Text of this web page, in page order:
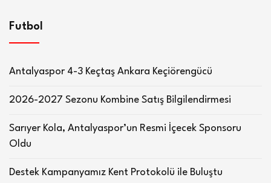
Futbol
Antalyaspor 4-3 Keçtaş Ankara Keçiörengücü
2026-2027 Sezonu Kombine Satış Bilgilendirmesi
Sarıyer Kola, Antalyaspor’un Resmi İçecek Sponsoru
Oldu
Destek Kampanyamız Kent Protokolü ile Buluştu